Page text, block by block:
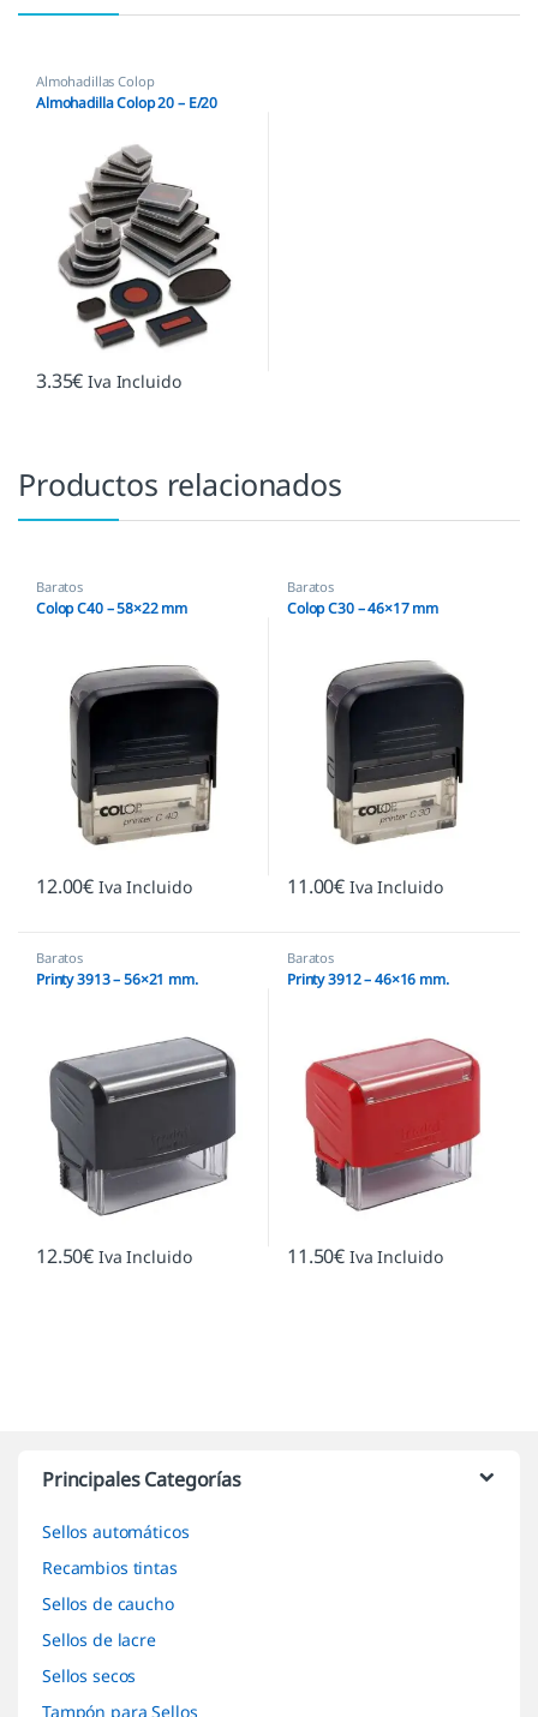
Almohadillas Colop
Almohadilla Colop 20 – E/20
3.35€ Iva Incluido
Productos relacionados
Baratos
Colop C40 – 58×22 mm
12.00€ Iva Incluido
Baratos
Colop C30 – 46×17 mm
11.00€ Iva Incluido
Baratos
Printy 3913 – 56×21 mm.
12.50€ Iva Incluido
Baratos
Printy 3912 – 46×16 mm.
11.50€ Iva Incluido
Principales Categorías
Sellos automáticos
Recambios tintas
Sellos de caucho
Sellos de lacre
Sellos secos
Tampón para Sellos